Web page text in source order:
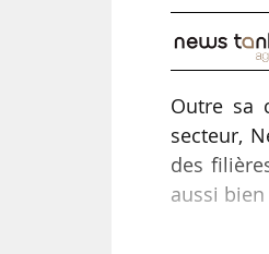
Outre sa
secteur,
des
aussi